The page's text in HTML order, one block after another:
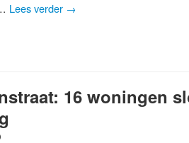
Lees verder →
16 woningen